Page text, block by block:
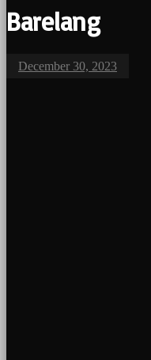
Barelang
December 30, 2023